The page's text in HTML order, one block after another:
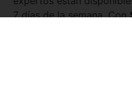
7 días de la semana. Con